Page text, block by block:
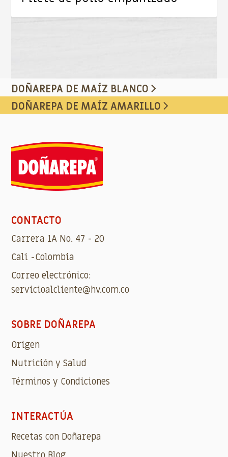
DOÑAREPA DE MAÍZ BLANCO
DOÑAREPA DE MAÍZ AMARILLO
CONTACTO
Carrera 1A No. 47 - 20
Cali -Colombia
Correo electrónico:
servicioalcliente@hv.com.co
SOBRE DOÑAREPA
Origen
Nutrición y Salud
Términos y Condiciones
INTERACTÚA
Recetas con Doñarepa